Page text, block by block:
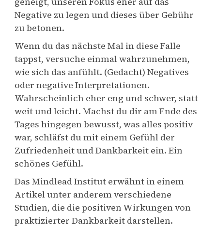
Negative zu legen und dieses über Gebühr
zu betonen.
Wenn du das nächste Mal in diese Falle
tappst, versuche einmal wahrzunehmen,
wie sich das anfühlt. (Gedacht) Negatives
oder negative Interpretationen.
Wahrscheinlich eher eng und schwer, statt
weit und leicht. Machst du dir am Ende des
Tages hingegen bewusst, was alles positiv
war, schläfst du mit einem Gefühl der
Zufriedenheit und Dankbarkeit ein. Ein
schönes Gefühl.
Das Mindlead Institut erwähnt in einem
Artikel unter anderem verschiedene
Studien, die die positiven Wirkungen von
praktizierter Dankbarkeit darstellen.